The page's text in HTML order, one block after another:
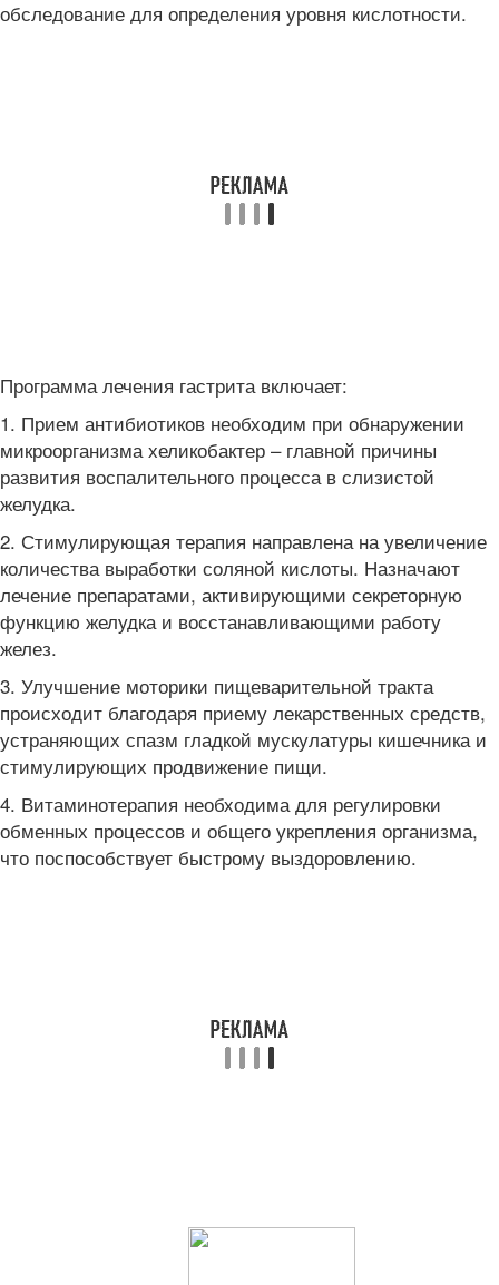
обследование для определения уровня кислотности.
Программа лечения гастрита включает:
1. Прием антибиотиков необходим при обнаружении
микроорганизма хеликобактер – главной причины
развития воспалительного процесса в слизистой
желудка.
2. Стимулирующая терапия направлена на увеличение
количества выработки соляной кислоты. Назначают
лечение препаратами, активирующими секреторную
функцию желудка и восстанавливающими работу
желез.
3. Улучшение моторики пищеварительной тракта
происходит благодаря приему лекарственных средств,
устраняющих спазм гладкой мускулатуры кишечника и
стимулирующих продвижение пищи.
4. Витаминотерапия необходима для регулировки
обменных процессов и общего укрепления организма,
что поспособствует быстрому выздоровлению.